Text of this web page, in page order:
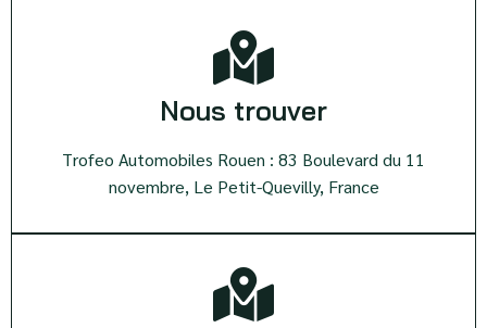
Nous trouver
Trofeo Automobiles Rouen : 83 Boulevard du 11
novembre, Le Petit-Quevilly, France